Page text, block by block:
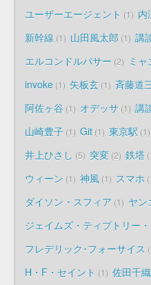
ユーザーエージェント 1 内
新幹線 1 山田風太郎 1 講
エルコンドルパサー 2 ミ
invoke 1 矢板玄 1 斉藤道
阿佐ヶ谷 1 オデッサ 1 講
山崎豊子 1 Git 1 東京駅 1
井上ひさし 5 突変 2 鉄塔
ウィーン 1 神風 1 スマホ
ダイソン・スフィア 1 ヤン
ジェイムズ・ティプトリー
フレデリック･フォーサイス
H・F・セイント 1 佐田千織